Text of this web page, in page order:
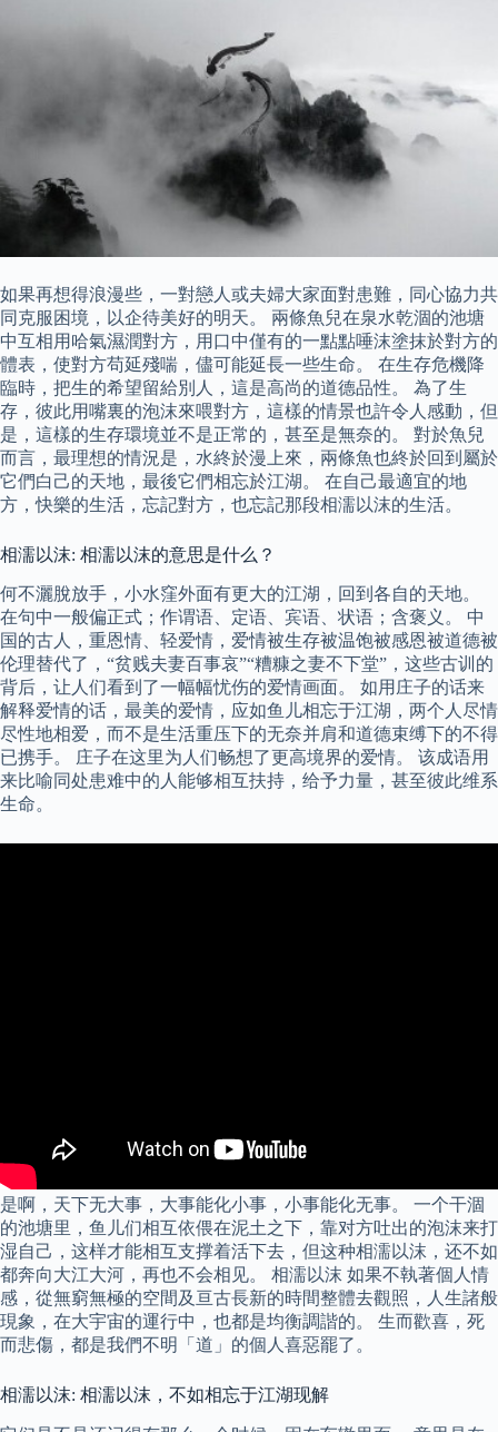
如果再想得浪漫些，一對戀人或夫婦大家面對患難，同心協力共
同克服困境，以企待美好的明天。 兩條魚兒在泉水乾涸的池塘
中互相用哈氣濕潤對方，用口中僅有的一點點唾沫塗抹於對方的
體表，使對方苟延殘喘，儘可能延長一些生命。 在生存危機降
臨時，把生的希望留給別人，這是高尚的道德品性。 為了生
存，彼此用嘴裏的泡沫來喂對方，這樣的情景也許令人感動，但
是，這樣的生存環境並不是正常的，甚至是無奈的。 對於魚兒
而言，最理想的情況是，水終於漫上來，兩條魚也終於回到屬於
它們白己的天地，最後它們相忘於江湖。 在自己最適宜的地
方，快樂的生活，忘記對方，也忘記那段相濡以沫的生活。
相濡以沫: 相濡以沫的意思是什么？
何不灑脫放手，小水窪外面有更大的江湖，回到各自的天地。
在句中一般偏正式；作谓语、定语、宾语、状语；含褒义。 中
国的古人，重恩情、轻爱情，爱情被生存被温饱被感恩被道德被
伦理替代了，“贫贱夫妻百事哀”“糟糠之妻不下堂”，这些古训的
背后，让人们看到了一幅幅忧伤的爱情画面。 如用庄子的话来
解释爱情的话，最美的爱情，应如鱼儿相忘于江湖，两个人尽情
尽性地相爱，而不是生活重压下的无奈并肩和道德束缚下的不得
已携手。 庄子在这里为人们畅想了更高境界的爱情。 该成语用
来比喻同处患难中的人能够相互扶持，给予力量，甚至彼此维系
生命。
是啊，天下无大事，大事能化小事，小事能化无事。 一个干涸
的池塘里，鱼儿们相互依偎在泥土之下，靠对方吐出的泡沫来打
湿自己，这样才能相互支撑着活下去，但这种相濡以沫，还不如
都奔向大江大河，再也不会相见。 相濡以沫 如果不執著個人情
感，從無窮無極的空間及亘古長新的時間整體去觀照，人生諸般
現象，在大宇宙的運行中，也都是均衡調諧的。 生而歡喜，死
而悲傷，都是我們不明「道」的個人喜惡罷了。
相濡以沫: 相濡以沫，不如相忘于江湖现解